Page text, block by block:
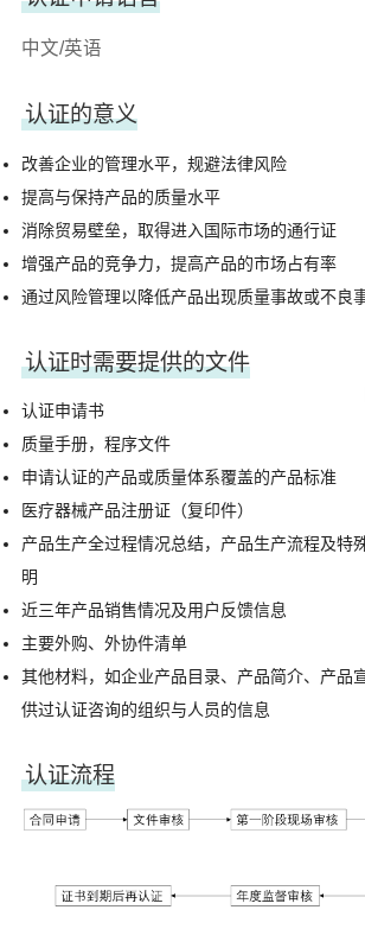
中文/英语
认证的意义
改善企业的管理水平，规避法律风险
提高与保持产品的质量水平
消除贸易壁垒，取得进入国际市场的通行证
增强产品的竞争力，提高产品的市场占有率
通过风险管理以降低产品出现质量事故或不良
认证时需要提供的文件
认证申请书
质量手册，程序文件
申请认证的产品或质量体系覆盖的产品标准
医疗器械产品注册证（复印件）
产品生产全过程情况总结，产品生产流程及特
明
近三年产品销售情况及用户反馈信息
主要外购、外协件清单
其他材料，如企业产品目录、产品简介、产品
供过认证咨询的组织与人员的信息
认证流程